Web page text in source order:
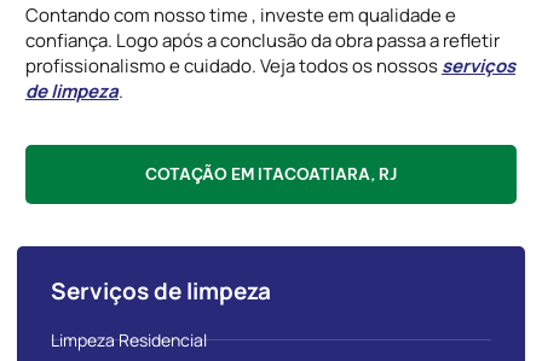
Contando com nosso time , investe em qualidade e
confiança. Logo após a conclusão da obra passa a refletir
profissionalismo e cuidado. Veja todos os nossosserviços
de limpeza.
COTAÇÃO EM ITACOATIARA, RJ
Serviços de limpeza
Limpeza Residencial